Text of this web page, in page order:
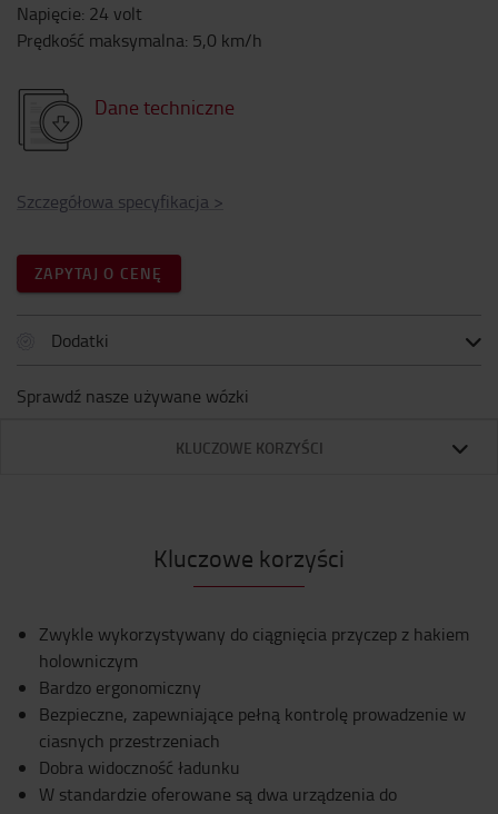
Napięcie: 24 volt
Prędkość maksymalna: 5,0 km/h
Dane techniczne
Szczegółowa specyfikacja >
ZAPYTAJ O CENĘ
Dodatki
Sprawdź nasze używane wózki
KLUCZOWE KORZYŚCI
Kluczowe korzyści
Zwykle wykorzystywany do ciągnięcia przyczep z hakiem
holowniczym
Bardzo ergonomiczny
Bezpieczne, zapewniające pełną kontrolę prowadzenie w
ciasnych przestrzeniach
Dobra widoczność ładunku
W standardzie oferowane są dwa urządzenia do